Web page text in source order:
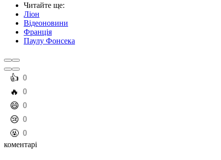
Читайте ще:
Ліон
Відеоновини
Франція
Паулу Фонсека
️👍 0
️🔥 0
️😄 0
️😢 0
️🤬 0
коментарі